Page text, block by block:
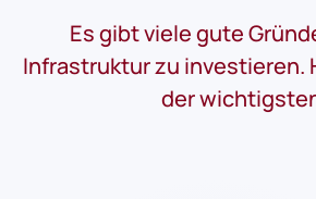
Es gibt viele gute
Infrastruktur zu investieren.
der